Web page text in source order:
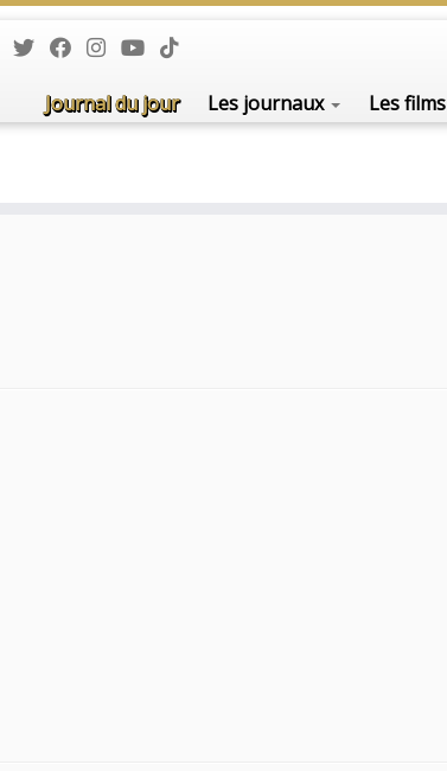
Journal du jour Les journaux Les films